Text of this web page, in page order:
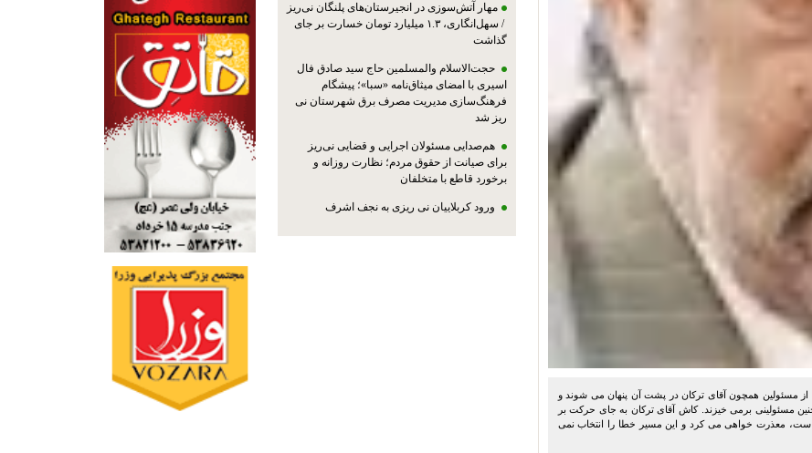
از مسئولین همچون آقای ترکان در پشت آن پنهان می شوند و
مسئولینی برمی خیزند. کاش آقای ترکان به جای حرکت بر
است، معذرت خواهی می کرد و این مسیر خطا را انتخاب نمی
مهار آتش‌سوزی در انجیرستان‌های پلنگان نی‌ریز
/ سهل‌انگاری، ۱.۳ میلیارد تومان خسارت بر جای
گذاشت
حجت‌الاسلام والمسلمین حاج سید صادق فال
اسیری با امضای میثاق‌نامه «سبا»؛ پیشگام
فرهنگ‌سازی مدیریت مصرف برق شهرستان نی
ریز شد
هم‌صدایی مسئولان اجرایی و قضایی نی‌ریز
برای صیانت از حقوق مردم؛ نظارت روزانه و
برخورد قاطع با متخلفان
ورود کربلاییان نی ریزی به نجف اشرف